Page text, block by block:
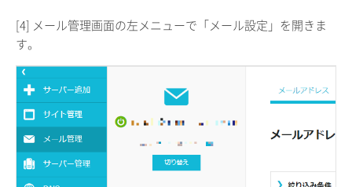
[4] メール管理画面の左メニューで「メール設定」を開きま
す。